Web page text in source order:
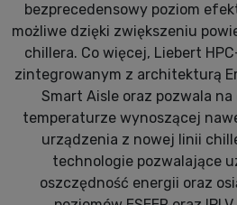
bezprecedensowy poziom
możliwe dzięki zwiększeniu
chillera. Co więcej, Liebert
zintegrowanym z architekturą
Smart Aisle oraz pozwala na
temperaturze wynoszącej
urządzenia z nowej linii
technologie pozwalające
oszczędność energii oraz